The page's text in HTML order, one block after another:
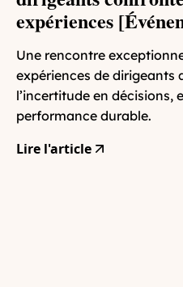
expériences
Une rencontre
expériences de dirigeants
l’incertitude en décisions,
performance durable.
Lire l'article